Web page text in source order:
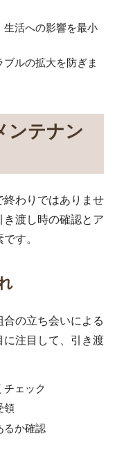
生活への影響を最小
ルの拡大を防ぎま
ンテナン
終わりではありませ
渡し時の確認とア
す。
の立ち会いによる
に注目して、引き渡
チェック
領
るか確認